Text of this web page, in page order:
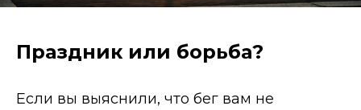
Праздник или борьба?
Если вы выяснили, что бег вам не